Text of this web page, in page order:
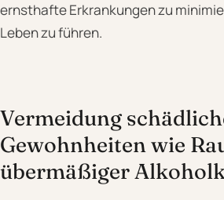
ernsthafte Erkrankungen zu
Leben zu führen.
Vermeidung
Gewohnheiten wie
übermäßiger